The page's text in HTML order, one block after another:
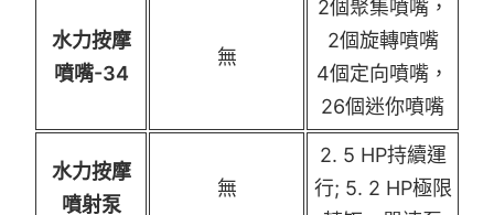
水力按摩
噴嘴-34
無
2個聚集噴嘴，
2個旋轉噴嘴
4個定向噴嘴，
26個迷你噴嘴
水力按摩
噴射泵
無
2. 5 HP持續運
行; 5. 2 HP極限